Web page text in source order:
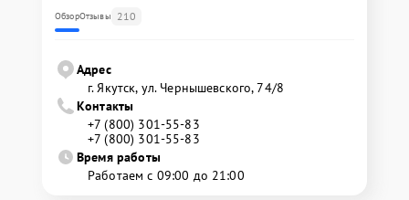
ОбзорОтзывы 210
Адрес
г. Якутск, ул. Чернышевского, 74/8
Контакты
+7 (800) 301-55-83
+7 (800) 301-55-83
Время работы
Работаем с 09:00 до 21:00